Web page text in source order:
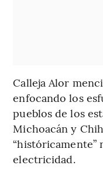
Calleja Alor
enfocando los
pueblos de los
Michoacán y
“históricamente”
electricidad.